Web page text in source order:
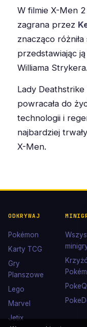
W filmie X-Men
zagrana przez
znacząco
przedstawiając
Williama Strykera.
Lady Deathstrike
powracała do
technologii i
najbardziej
X-Men.
ODKRYWAJ
Pokémon
Karty TCG
Gry
Planszowe
Lego
Marvel
Jetix